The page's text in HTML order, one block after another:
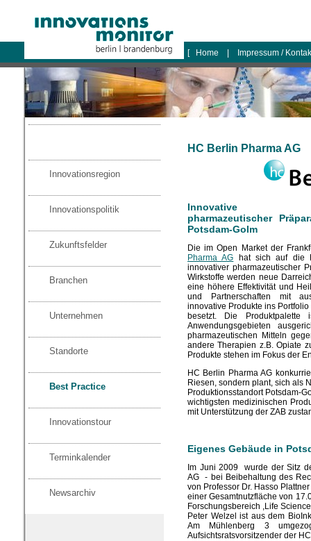
logo
[ Home Impressum /
Innovationsregion
Innovationspolitik
Zukunftsfelder
Branchen
Unternehmen
Standorte
Best Practice
Innovationstour
Terminkalender
Newsarchiv
HC Berlin Pharma AG
Innovative
pharmazeutischer
Potsdam-Golm
Die im Open Market der
Pharma AG hat sich auf die
innovativer pharmazeutischer
Wirkstoffe werden neue
eine höhere Effektivität und
und Partnerschaften mit
innovative Produkte ins
besetzt. Die
Anwendungsgebieten
pharmazeutischen Mitteln
andere Therapien z.B. Opiate
Produkte stehen im Fokus der
HC Berlin Pharma AG
Riesen, sondern plant, sich als
Produktionsstandort Potsdam-
wichtigsten medizinischen
mit Unterstützung der ZAB
Eigenes Gebäude in
Im Juni 2009 wurde der Sitz
AG - bei Beibehaltung des
von Professor Dr. Hasso
einer Gesamtnutzfläche von
Forschungsbereich ,Life
Peter Welzel ist aus dem
Am Mühlenberg 3
Aufsichtsratsvorsitzender der